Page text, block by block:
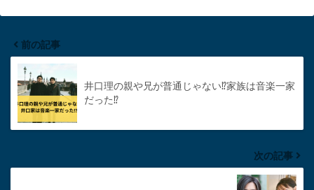
前の記事
井口理の親や兄が普通じゃない⁉︎家族は音楽一家
だった⁉︎
次の記事